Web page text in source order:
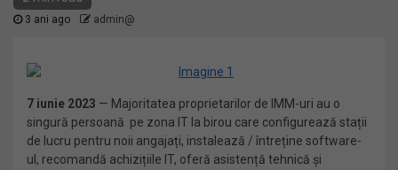
3 ani ago admin@
7 iunie 2023 — Majoritatea proprietarilor de IMM-uri au o
singură persoană pe zona IT la birou care configurează stații
de lucru pentru noii angajați, instalează / întreține software-
ul, recomandă achizițiile IT, oferă asistență tehnică și